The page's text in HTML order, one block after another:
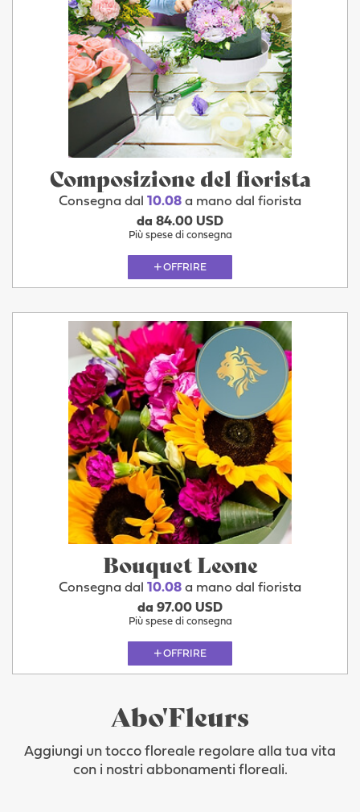
Composizione del fiorista
Consegna dal 10.08 a mano dal fiorista
da 84.00 USD
Più spese di consegna
OFFRIRE
Bouquet Leone
Consegna dal 10.08 a mano dal fiorista
da 97.00 USD
Più spese di consegna
OFFRIRE
Abo'Fleurs
Aggiungi un tocco floreale regolare alla tua vita
con i nostri abbonamenti floreali.